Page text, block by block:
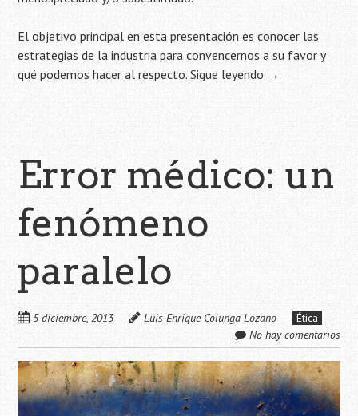
El objetivo principal en esta presentación es conocer las
estrategias de la industria para convencernos a su favor y
qué podemos hacer al respecto.Sigue leyendo→
Error médico: un
fenómeno
paralelo
5 diciembre, 2013 Luis Enrique Colunga Lozano
Ética
No hay comentarios